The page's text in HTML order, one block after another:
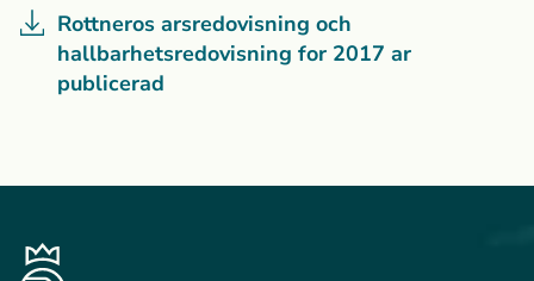
Rottneros arsredovisning och
hallbarhetsredovisning for 2017 ar
publicerad